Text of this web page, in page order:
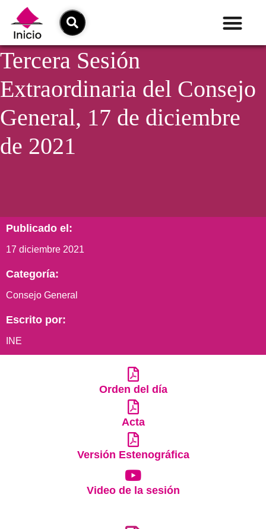
Tercera Sesión
Extraordinaria del Consejo
General, 17 de diciembre
de 2021
Publicado el:
17 diciembre 2021
Categoría:
Consejo General
Escrito por:
INE
Orden del día
Acta
Versión Estenográfica
Video de la sesión